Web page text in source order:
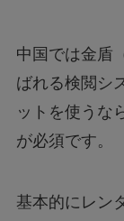
中国では金盾
ばれる検閲シ
ットを使うな
が必須です。
基本的にレン